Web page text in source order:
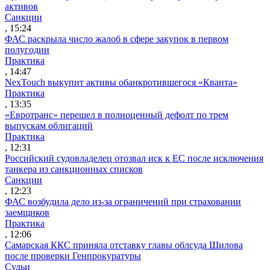
активов
Санкции
, 15:24
ФАС раскрыла число жалоб в сфере закупок в первом
полугодии
Практика
, 14:47
NexTouch выкупит активы обанкротившегося «Кванта»
Практика
, 13:35
«Евротранс» перешел в полноценный дефолт по трем
выпускам облигаций
Практика
, 12:31
Российский судовладелец отозвал иск к ЕС после исключения
танкера из санкционных списков
Санкции
, 12:23
ФАС возбудила дело из-за ограничений при страховании
заемщиков
Практика
, 12:06
Самарская ККС приняла отставку главы облсуда Шилова
после проверки Генпрокуратуры
Судьи